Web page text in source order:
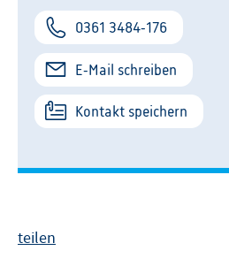
0361 3484-176
E-Mail schreiben
Kontakt speichern
teilen